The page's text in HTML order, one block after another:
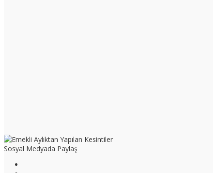
Sosyal Medyada Paylaş